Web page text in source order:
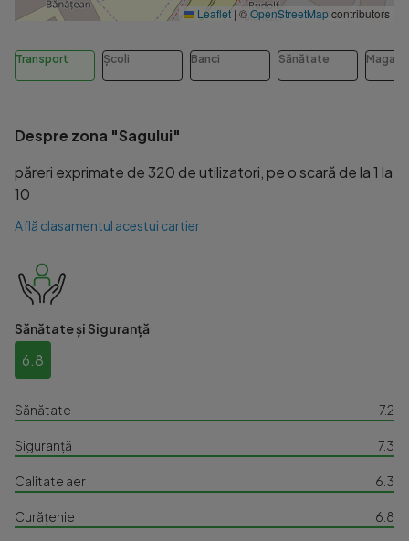
Leaflet | ©OpenStreetMapcontributors
Transport Școli Banci Sănătate
Despre zona "Sagului"
păreri exprimate de 320 de utilizatori, pe o scară de la 1 la
10
Află clasamentul acestui cartier
Sănătate și Siguranță
6.8
Sănătate 7.2
Siguranță 7.3
Calitate aer 6.3
Curățenie 6.8